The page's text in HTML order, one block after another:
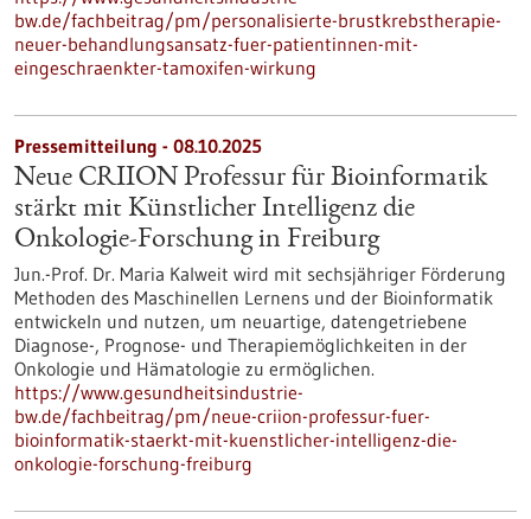
bw.de/fachbeitrag/pm/personalisierte-brustkrebstherapie-
neuer-behandlungsansatz-fuer-patientinnen-mit-
eingeschraenkter-tamoxifen-wirkung
Pressemitteilung - 08.10.2025
Neue CRIION Professur für Bioinformatik
stärkt mit Künstlicher Intelligenz die
Onkologie-Forschung in Freiburg
Jun.-Prof. Dr. Maria Kalweit wird mit sechsjähriger Förderung
Methoden des Maschinellen Lernens und der Bioinformatik
entwickeln und nutzen, um neuartige, datengetriebene
Diagnose-, Prognose- und Therapiemöglichkeiten in der
Onkologie und Hämatologie zu ermöglichen.
https://www.gesundheitsindustrie-
bw.de/fachbeitrag/pm/neue-criion-professur-fuer-
bioinformatik-staerkt-mit-kuenstlicher-intelligenz-die-
onkologie-forschung-freiburg